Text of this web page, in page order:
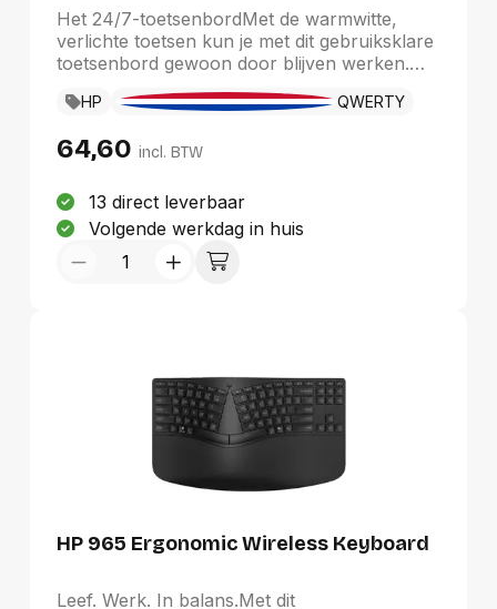
Het 24/7-toetsenbordMet de warmwitte,
verlichte toetsen kun je met dit gebruiksklare
toetsenbord gewoon door blijven werken.
werk met stille toetsen en 3 niveaus backlit
toetsen kun je nog productiever werken.
dunne en reinigbare[1] HP 405 Backlit
Wired-toetsenbord.
HP QWERTY
64,60 incl. BTW
13 direct leverbaar
Volgende werkdag in huis
HP 965 Ergonomic Wireless Keyboard
Leef. Werk. In balans.Met dit